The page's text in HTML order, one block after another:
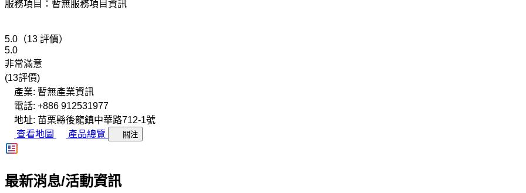
服務項目：暫無服務項目資訊
5.0（13 評價）
5.0
非常滿意
(13評價)
產業: 暫無產業資訊
電話: +886 912531977
地址: 苗栗縣後龍鎮中華路712-1號
查看地圖
產品總覽 關注
最新消息/活動資訊